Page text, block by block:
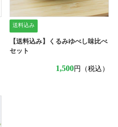
送料込み
【送料込み】くるみゆべし味比べ
セット
1,500円（税込）